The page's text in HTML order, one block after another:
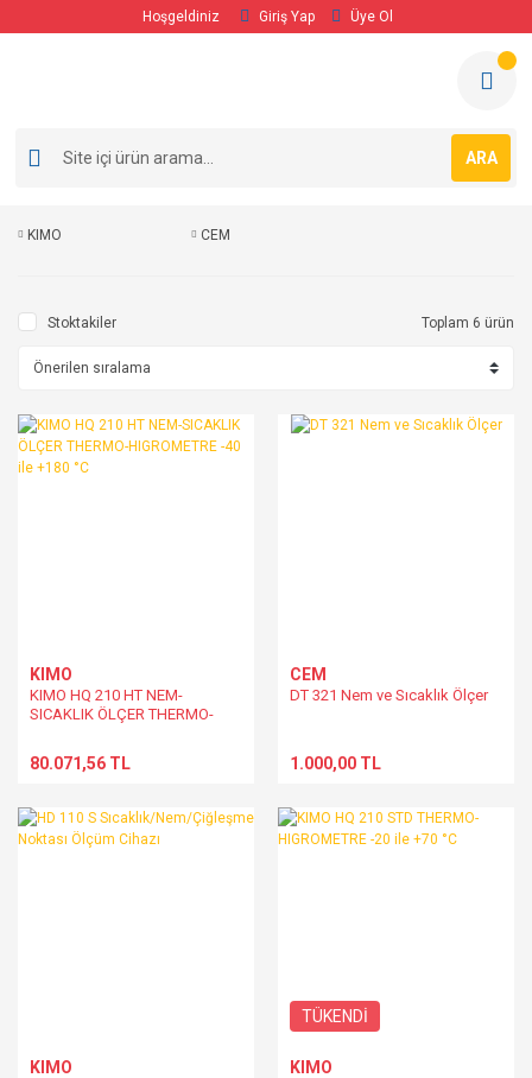
Hoşgeldiniz Giriş Yap Üye Ol
ARA
KIMO CEM
Stoktakiler Toplam 6 ürün
KIMO
KIMO HQ 210 HT NEM-
SICAKLIK ÖLÇER THERMO-
80.071,56 TL
CEM
DT 321 Nem ve Sıcaklık Ölçer
1.000,00 TL
KIMO
TÜKENDİ
KIMO